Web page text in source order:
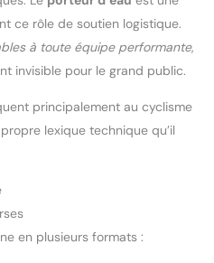
ce rôle de soutien logistique.
à toute équipe performante,
invisible pour le grand public.
principalement au cyclisme
lexique technique qu’il
en plusieurs formats :